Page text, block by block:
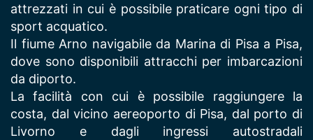
attrezzati in cui è possibile praticare ogni tipo di
sport acquatico.
Il fiume Arno navigabile da Marina di Pisa a Pisa,
dove sono disponibili attracchi per imbarcazioni
da diporto.
La facilità con cui è possibile raggiungere la
costa, dal vicino aereoporto di Pisa, dal porto di
Livorno e dagli ingressi autostradali